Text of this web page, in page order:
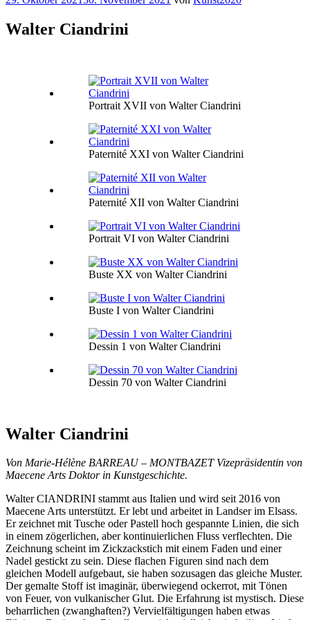
Walter Ciandrini
Portrait XVII von Walter Ciandrini
Paternité XXI von Walter Ciandrini
Paternité XII von Walter Ciandrini
Portrait VI von Walter Ciandrini
Buste XX von Walter Ciandrini
Buste I von Walter Ciandrini
Dessin 1 von Walter Ciandrini
Dessin 70 von Walter Ciandrini
Walter Ciandrini
Von Marie-Hélène BARREAU – MONTBAZET Vizepräsidentin von
Maecene Arts Doktor in Kunstgeschichte.
Walter CIANDRINI stammt aus Italien und wird seit 2016 von
Maecene Arts unterstützt. Er lebt und arbeitet in Landser im Elsass.
Er zeichnet mit Tusche oder Pastell hoch gespannte Linien, die sich
in einem zögerlichen, aber kontinuierlichen Fluss verflechten. Die
Zeichnung scheint im Zickzackstich mit einem Faden und einer
Nadel gestickt zu sein. Diese flachen Figuren sind nach dem
gleichen Modell aufgebaut, sie haben sozusagen das gleiche Muster.
Der gemalte Stoff ist imaginär, überwiegend ockerrot, mit Tönen
von Feuer, von vulkanischer Glut. Die Erfahrung ist mystisch. Diese
beharrlichen (zwanghaften?) Vervielfältigungen haben etwas